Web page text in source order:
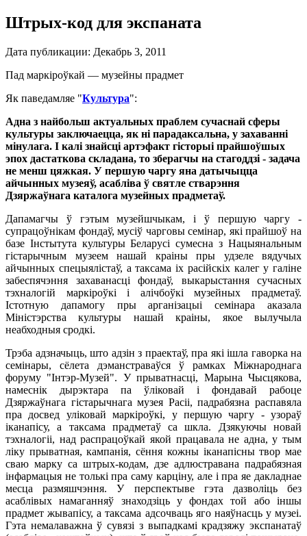
Штрых-код для экспаната
Дата публикации: Декабрь 3, 2011
Пад маркіроўкай — музейны прадмет
Як паведамляе "Культура":
Адна з найбольш актуальных праблем сучаснай сферы
культуры заключаецца, як ні парадаксальна, у захаванні
мінулага. І калі знайсці артэфакт гісторыі прайшоўшых
эпох дастаткова складана, то зберагчы на стагоддзі - задача
не менш цяжкая. У першую чаргу яна датычыцца
айчынных музеяў, асабліва ў святле стварэння
Дзяржаўнага каталога музейных прадметаў.
Дапамагчы ў гэтым музейшчыкам, і ў першую чаргу -
супрацоўнікам фондаў, мусіў чарговы семінар, які прайшоў на
базе Інстытута культуры Беларусі сумесна з Нацыянальным
гістарычным музеем нашай краіны пры удзеле вядучых
айчынных спецыялістаў, а таксама іх расійскіх калег у галіне
забеспячэння захаванасці фондаў, выкарыстання сучасных
тэхналогій маркіроўкі і алічбоўкі музейных прадметаў.
Істотную дапамогу пры арганізацыі семінара аказала
Міністэрства культуры нашай краіны, якое вылучыла
неабходныя сродкі.
Трэба адзначыць, што адзін з праектаў, пра які ішла гаворка на
семінары, сёлета дэманстраваўся ў рамках Міжнароднага
форуму "Інтэр-Музей". У прыватнасці, Марына Чысцякова,
намеснік дырэктара па ўліковай і фондавай рабоце
Дзяржаўнага гістарычнага музея Расіі, падрабязна распавяла
пра досвед уліковай маркіроўкі, у першую чаргу - узораў
іканапісу, а таксама прадметаў са шкла. Дзякуючы новай
тэхналогіі, над распрацоўкай якой працавала не адна, у тым
ліку прыватная, кампанія, сёння кожны іканапісны твор мае
сваю марку са штрых-кодам, дзе адлюстравана падрабязная
інфармацыя не толькі пра саму карціну, але і пра яе дакладнае
месца размяшчэння. У перспектыве гэта дазволіць без
асаблівых намаганняў знаходзіць у фондах той або іншы
прадмет жывапісу, а таксама адсочваць яго наяўнасць у музеі.
Гэта немалаважна ў сувязі з выпадкамі крадзяжу экспанатаў